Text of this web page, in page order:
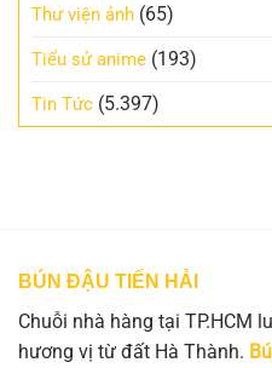
Thư viện ảnh (65)
Tiểu sử anime (193)
Tin Tức (5.397)
BÚN ĐẬU TIẾN HẢI
Chuỗi nhà hàng tại TP.HCM
hương vị từ đất Hà Thành.